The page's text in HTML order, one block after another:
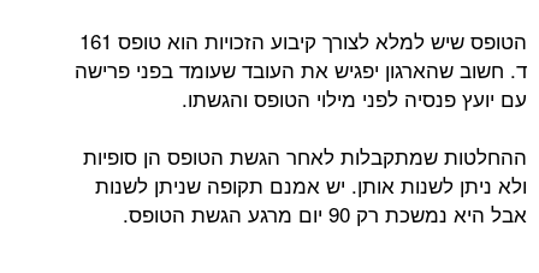
הטופס שיש למלא לצורך קיבוע הזכויות הוא טופס 161
ד. חשוב שהארגון יפגיש את העובד שעומד בפני פרישה
עם יועץ פנסיה לפני מילוי הטופס והגשתו.
ההחלטות שמתקבלות לאחר הגשת הטופס הן סופיות
ולא ניתן לשנות אותן. יש אמנם תקופה שניתן לשנות
אבל היא נמשכת רק 90 יום מרגע הגשת הטופס.